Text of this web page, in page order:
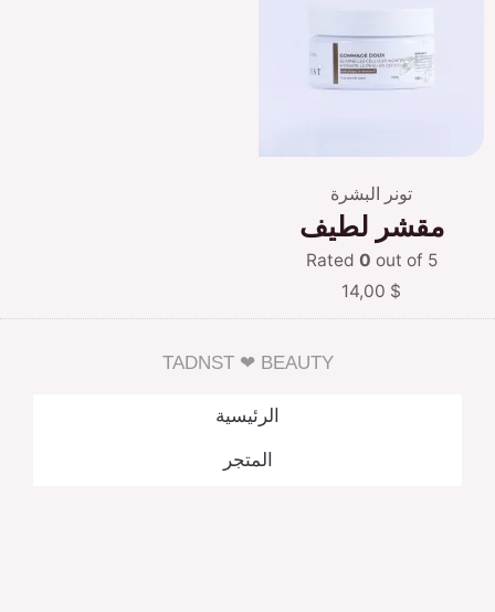
تونر البشرة
مقشر لطيف
Rated 0 out of 5
14,00 $
TADNST ❤ BEAUTY
الرئيسية
المتجر